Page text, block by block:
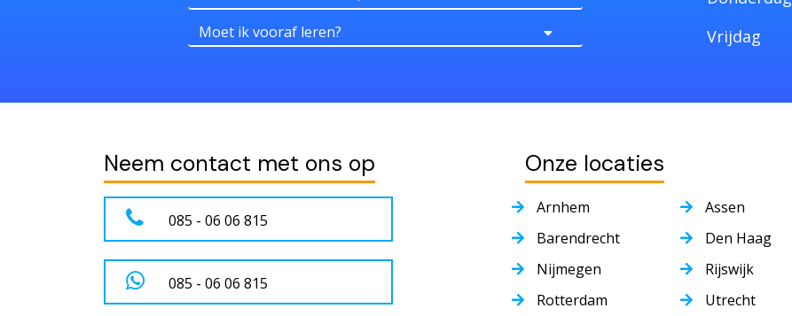
Moet ik vooraf leren?
Vrijdag
Neem contact met ons op
085 - 06 06 815
085 - 06 06 815
Onze locaties
Arnhem
Assen
Barendrecht
Den Haag
Nijmegen
Rijswijk
Rotterdam
Utrecht